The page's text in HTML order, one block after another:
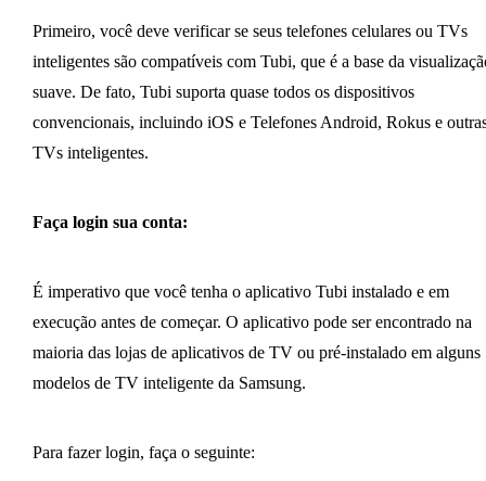
Primeiro, você deve verificar se seus telefones celulares ou TVs
inteligentes são compatíveis com Tubi, que é a base da
suave. De fato, Tubi suporta quase todos os dispositivos
convencionais, incluindo iOS e Telefones Android, Rokus e
TVs inteligentes.
Faça login sua conta:
É imperativo que você tenha o aplicativo Tubi instalado e em
execução antes de começar. O aplicativo pode ser encontrado na
maioria das lojas de aplicativos de TV ou pré-instalado em alguns
modelos de TV inteligente da Samsung.
Para fazer login, faça o seguinte: